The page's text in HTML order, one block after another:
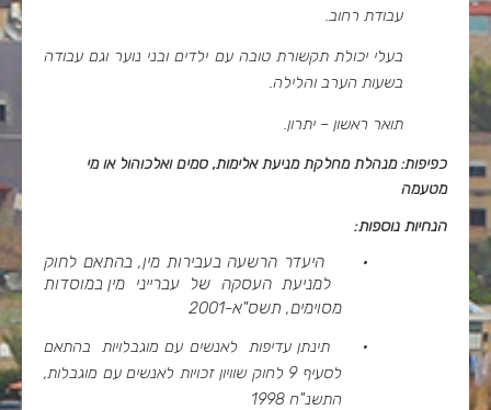
עבודת רחוב.
בעלי יכולת תקשורת טובה עם ילדים ובני נוער וגם עבודה
בשעות הערב והלילה.
תואר ראשון – יתרון.
כפיפות: מנהלת מחלקת מניעת אלימות, סמים ואלכוהול או מי
מטעמה
הנחיות נוספות:
·
היעדר הרשעה בעבירות מין, בהתאם לחוק
למניעת העסקה של עברייני מין במוסדות
מסוימים, תשס"א-2001
·
תינתן עדיפות לאנשים עם מוגבלויות בהתאם
לסעיף 9 לחוק שוויון זכויות לאנשים עם מוגבלות,
התשנ"ח 1998